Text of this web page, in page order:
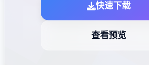
快速下载
查看预览